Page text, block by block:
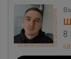
8